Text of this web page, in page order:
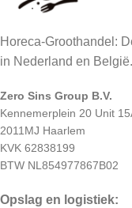
Horeca-Groothandel:
in Nederland en België.
Zero Sins Group B.V.
Kennemerplein 20 Unit
2011MJ Haarlem
KVK 62838199
BTW NL854977867B02
Opslag en logistiek: